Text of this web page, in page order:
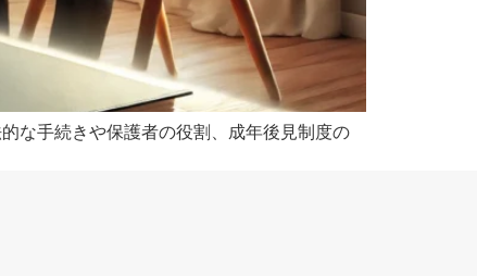
な手続きや保護者の役割、成年後見制度の